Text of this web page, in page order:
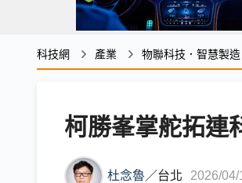
科技網 產業 物聯科技．智慧製造
柯勝峯掌舵拓
杜念魯／台北 2026/04/